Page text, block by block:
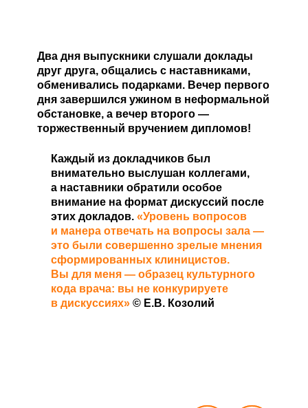
Два дня выпускники слушали доклады
друг друга, общались с наставниками,
обменивались подарками. Вечер первого
дня завершился ужином в неформальной
обстановке, а вечер второго —
торжественный вручением дипломов!
Каждый из докладчиков был
внимательно выслушан коллегами,
а наставники обратили особое
внимание на формат дискуссий после
этих докладов. «Уровень вопросов
и манера отвечать на вопросы зала —
это были совершенно зрелые мнения
сформированных клиницистов.
Вы для меня — образец культурного
кода врача: вы не конкурируете
в дискуссиях» © Е.В. Козолий